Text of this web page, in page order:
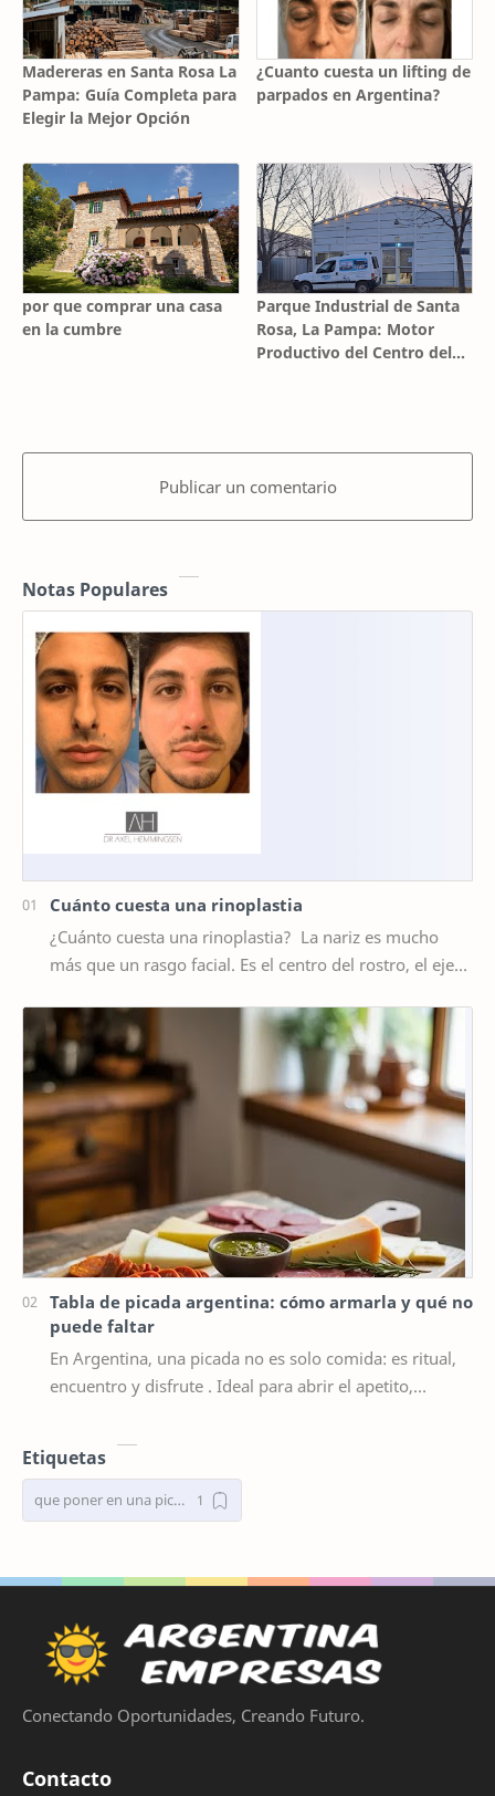
Madereras en Santa Rosa La
Pampa: Guía Completa para
Elegir la Mejor Opción
¿Cuanto cuesta un lifting de
parpados en Argentina?
por que comprar una casa
en la cumbre
Parque Industrial de Santa
Rosa, La Pampa: Motor
Productivo del Centro del
Publicar un comentario
Notas Populares
Cuánto cuesta una rinoplastia
¿Cuánto cuesta una rinoplastia? La nariz es mucho
más que un rasgo facial. Es el centro del rostro, el eje
Tabla de picada argentina: cómo armarla y qué no
puede faltar
En Argentina, una picada no es solo comida: es ritual,
encuentro y disfrute . Ideal para abrir el apetito,
Etiquetas
que poner en una picada saludable
Conectando Oportunidades, Creando Futuro.
Contacto